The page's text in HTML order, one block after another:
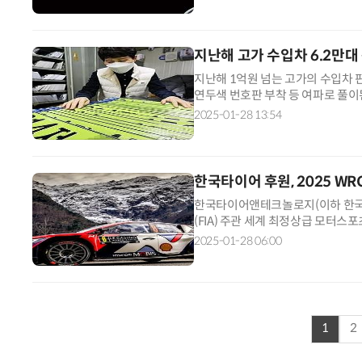
지난해 고가 수입차 6.2만
지난해 1억원 넘는 고가의 수입차
연두색 번호판 부착 등 여파로 풀
억원이 넘는 수입차는 총 6만
2025-01-28 13:54
한국타이어 후원, 2025
한국타이어앤테크놀로지(이하 한
(FIA) 주관 세계 최정상급 모터스
Championship, 이하 WRC)' 개막
2025-01-28 06:00
1 2